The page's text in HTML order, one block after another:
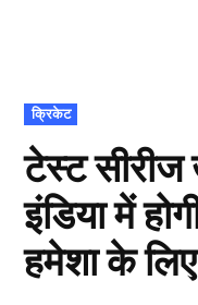
POSTED
IN
क्रिकेट
टेस्ट सीरीज
इंडिया में
हमेशा के